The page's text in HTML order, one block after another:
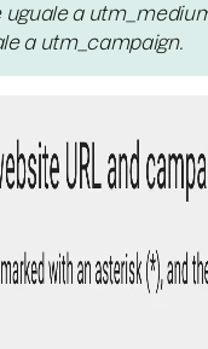
a
a utm_campaign.